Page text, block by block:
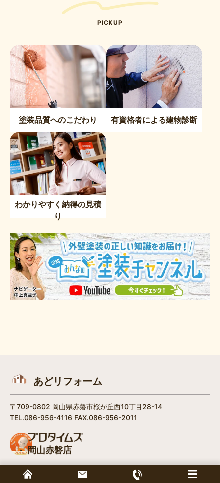
PICKUP
塗装品質へのこだわり 有資格者による建物診断
わかりやすく納得の見積
り
あどリフォーム
〒709-0802 岡山県赤磐市桜が丘西10丁目28-14
TEL.086-956-4116 FAX.086-956-2011
岡山赤磐店
Copyright © 2026 プロタイムズ岡山赤磐店 All Rights Reserved.